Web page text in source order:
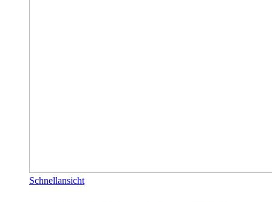
Schnellansicht